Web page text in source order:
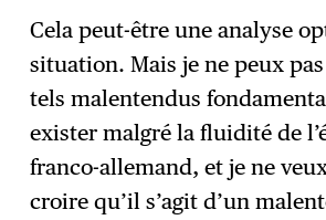
Cela peut-être une analyse
situation. Mais je ne peux
tels malentendus
exister malgré la fluidité de
franco-allemand, et je ne
croire qu’il s’agit d’un